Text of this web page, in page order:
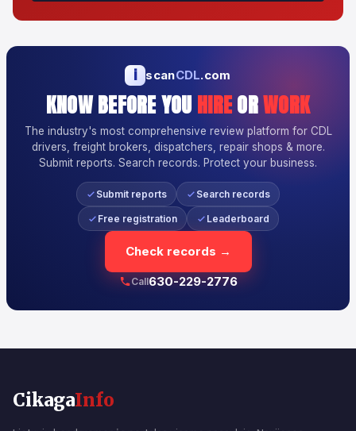
i scanCDL.com
KNOW BEFORE YOU HIREORWORK
The industry's most comprehensive review platform for CDL
drivers, freight brokers, dispatchers, repair shops & more.
Submit reports. Search records. Protect your business.
Submit reports Search records
Free registration Leaderboard
Check records →
Call630-229-2776
CikagaInfo